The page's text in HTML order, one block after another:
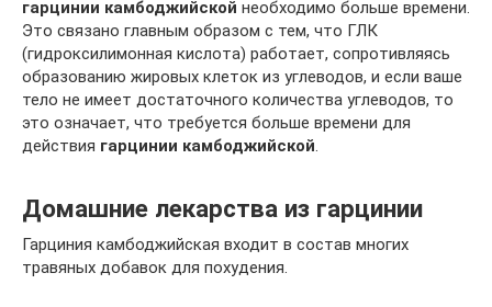
гарцинии камбоджийской необходимо больше времени.
Это связано главным образом с тем, что ГЛК
(гидроксилимонная кислота) работает, сопротивляясь
образованию жировых клеток из углеводов, и если ваше
тело не имеет достаточного количества углеводов, то
это означает, что требуется больше времени для
действия гарцинии камбоджийской.
Домашние лекарства из гарцинии
Гарциния камбоджийская входит в состав многих
травяных добавок для похудения.